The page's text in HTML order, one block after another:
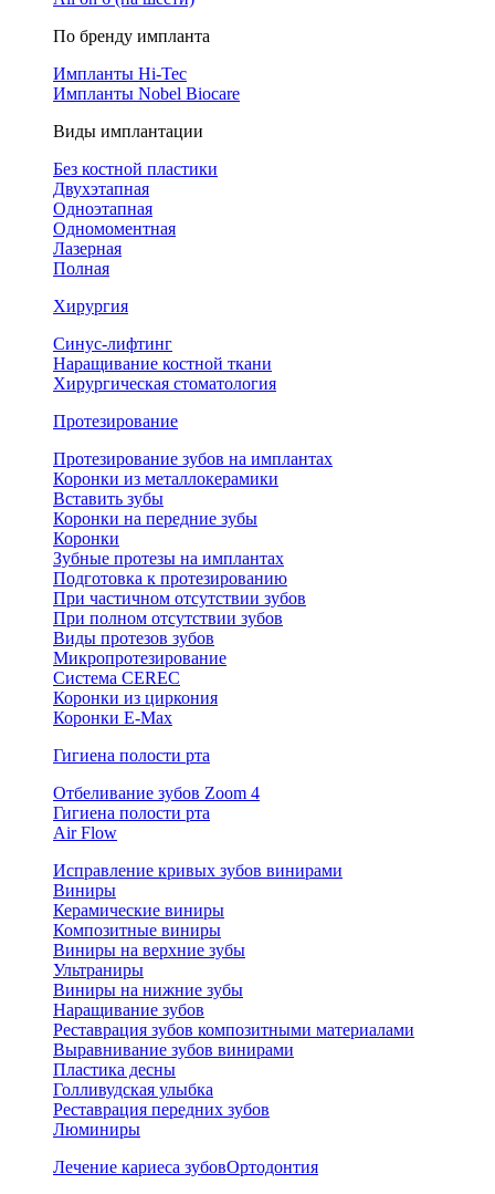
По бренду импланта
Импланты Hi-Tec
Импланты Nobel Biocare
Виды имплантации
Без костной пластики
Двухэтапная
Одноэтапная
Одномоментная
Лазерная
Полная
Хирургия
Синус-лифтинг
Наращивание костной ткани
Хирургическая стоматология
Протезирование
Протезирование зубов на имплантах
Коронки из металлокерамики
Вставить зубы
Коронки на передние зубы
Коронки
Зубные протезы на имплантах
Подготовка к протезированию
При частичном отсутствии зубов
При полном отсутствии зубов
Виды протезов зубов
Микропротезирование
Система CEREC
Коронки из циркония
Коронки E-Max
Гигиена полости рта
Отбеливание зубов Zoom 4
Гигиена полости рта
Air Flow
Исправление кривых зубов винирами
Виниры
Керамические виниры
Композитные виниры
Виниры на верхние зубы
Ультраниры
Виниры на нижние зубы
Наращивание зубов
Реставрация зубов композитными материалами
Выравнивание зубов винирами
Пластика десны
Голливудская улыбка
Реставрация передних зубов
Люминиры
Лечение кариеса зубовОртодонтия